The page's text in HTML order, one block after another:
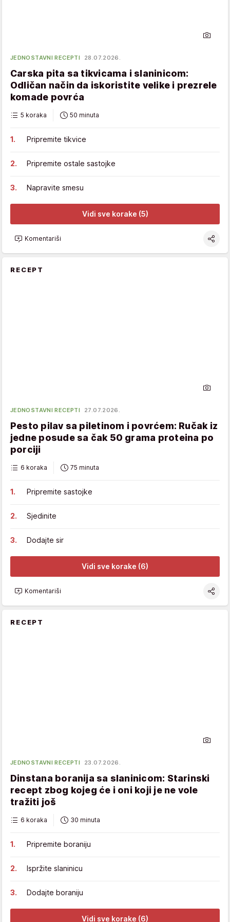
JEDNOSTAVNI RECEPTI 28.07.2026.
Carska pita sa tikvicama i slaninicom:
Odličan način da iskoristite velike i prezrele
komade povrća
5 koraka 50 minuta
Pripremite tikvice
Pripremite ostale sastojke
Napravite smesu
Vidi sve korake (5)
Komentariši
RECEPT
JEDNOSTAVNI RECEPTI 27.07.2026.
Pesto pilav sa piletinom i povrćem: Ručak iz
jedne posude sa čak 50 grama proteina po
porciji
6 koraka 75 minuta
Pripremite sastojke
Sjedinite
Dodajte sir
Vidi sve korake (6)
Komentariši
RECEPT
JEDNOSTAVNI RECEPTI 23.07.2026.
Dinstana boranija sa slaninicom: Starinski
recept zbog kojeg će i oni koji je ne vole
tražiti još
6 koraka 30 minuta
Pripremite boraniju
Ispržite slaninicu
Dodajte boraniju
Vidi sve korake (6)